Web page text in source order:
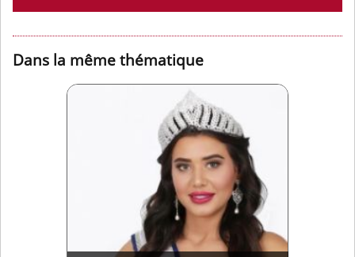
Dans la même thématique